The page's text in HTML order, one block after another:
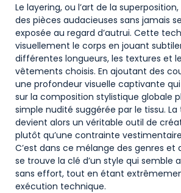
Le layering, ou l’art de la
des pièces audacieuses sans jamais
exposée au regard d’autrui. Cette
visuellement le corps en jouant
différentes longueurs, les textures et
vêtements choisis. En ajoutant des
une profondeur visuelle captivante
sur la composition stylistique globale
simple nudité suggérée par le tissu.
devient alors un véritable outil de
plutôt qu’une contrainte
C’est dans ce mélange des genres et
se trouve la clé d’un style qui semble
sans effort, tout en étant
exécution technique.